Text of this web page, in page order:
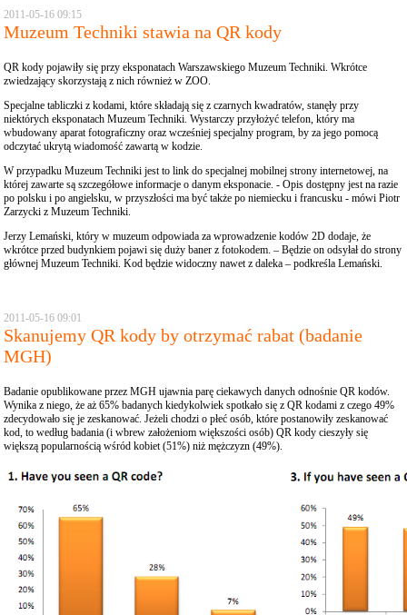
2011-05-16 09:15
Muzeum Techniki stawia na QR kody
QR kody pojawiły się przy eksponatach Warszawskiego Muzeum Techniki. Wkrótce
zwiedzający skorzystają z nich również w ZOO.
Specjalne tabliczki z kodami, które składają się z czarnych kwadratów, stanęły przy
niektórych eksponatach Muzeum Techniki. Wystarczy przyłożyć telefon, który ma
wbudowany aparat fotograficzny oraz wcześniej specjalny program, by za jego pomocą
odczytać ukrytą wiadomość zawartą w kodzie.
W przypadku Muzeum Techniki jest to link do specjalnej mobilnej strony internetowej, na
której zawarte są szczegółowe informacje o danym eksponacie. - Opis dostępny jest na razie
po polsku i po angielsku, w przyszłości ma być także po niemiecku i francusku - mówi Piotr
Zarzycki z Muzeum Techniki.
Jerzy Lemański, który w muzeum odpowiada za wprowadzenie kodów 2D dodaje, że
wkrótce przed budynkiem pojawi się duży baner z fotokodem. – Będzie on odsyłał do strony
głównej Muzeum Techniki. Kod będzie widoczny nawet z daleka – podkreśla Lemański.
2011-05-16 09:01
Skanujemy QR kody by otrzymać rabat (badanie
MGH)
Badanie opublikowane przez MGH ujawnia parę ciekawych danych odnośnie QR kodów.
Wynika z niego, że aż 65% badanych kiedykolwiek spotkało się z QR kodami z czego 49%
zdecydowało się je zeskanować. Jeżeli chodzi o płeć osób, które postanowiły zeskanować
kod, to według badania (i wbrew założeniom większości osób) QR kody cieszyły się
większą popularnością wśród kobiet (51%) niż mężczyzn (49%).